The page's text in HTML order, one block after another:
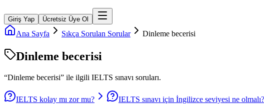
Giriş Yap Ücretsiz Üye Ol
Ana Sayfa Sıkça Sorulan Sorular Dinleme becerisi
Dinleme becerisi
“Dinleme becerisi” ile ilgili IELTS sınavı soruları.
IELTS kolay mı zor mu? IELTS sınavı için İngilizce seviyesi ne olmalı?